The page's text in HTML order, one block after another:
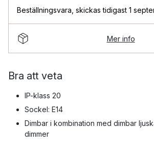
Beställningsvara skickas tidigast 1
Mer info
Bra att veta
IP-klass 20
Sockel: E14
Dimbar i kombination med dimbar
dimmer